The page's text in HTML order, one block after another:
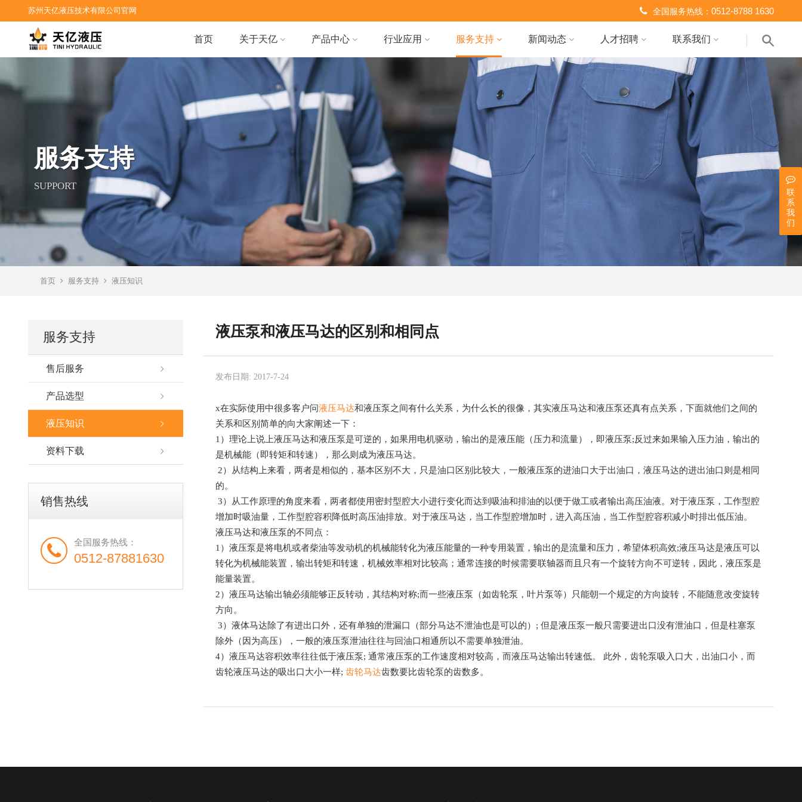
苏州天亿液压技术有限公司官网 全国服务热线： 0512-8788 1630
首页 关于天亿 产品中心 行业应用 服务支持 新闻动态 人才招聘 联系我们
服务支持
SUPPORT
首页 服务支持 液压知识
服务支持
售后服务
产品选型
液压知识
资料下载
销售热线
全国服务热线：
0512-87881630
液压泵和液压马达的区别和相同点
发布日期: 2017-7-24
x在实际使用中很多客户问液压马达和液压泵之间有什么关系，为什么长的很像，其实液压马达和液压泵还真有点关系，下面就他们之间的
关系和区别简单的向大家阐述一下：
1）理论上说上液压马达和液压泵是可逆的，如果用电机驱动，输出的是液压能（压力和流量），即液压泵;反过来如果输入压力油，输出的
是机械能（即转矩和转速），那么则成为液压马达。
2）从结构上来看，两者是相似的，基本区别不大，只是油口区别比较大，一般液压泵的进油口大于出油口，液压马达的进出油口则是相同
的。
3）从工作原理的角度来看，两者都使用密封型腔大小进行变化而达到吸油和排油的以便于做工或者输出高压油液。对于液压泵，工作型腔
增加时吸油量，工作型腔容积降低时高压油排放。对于液压马达，当工作型腔增加时，进入高压油，当工作型腔容积减小时排出低压油。
液压马达和液压泵的不同点：
1）液压泵是将电机或者柴油等发动机的机械能转化为液压能量的一种专用装置，输出的是流量和压力，希望体积高效;液压马达是液压可以
转化为机械能装置，输出转矩和转速，机械效率相对比较高；通常连接的时候需要联轴器而且只有一个旋转方向不可逆转，因此，液压泵是
能量装置。
2）液压马达输出轴必须能够正反转动，其结构对称;而一些液压泵（如齿轮泵，叶片泵等）只能朝一个规定的方向旋转，不能随意改变旋转
方向。
3）液体马达除了有进出口外，还有单独的泄漏口（部分马达不泄油也是可以的）; 但是液压泵一般只需要进出口没有泄油口，但是柱塞泵
除外（因为高压），一般的液压泵泄油往往与回油口相通所以不需要单独泄油。
4）液压马达容积效率往往低于液压泵; 通常液压泵的工作速度相对较高，而液压马达输出转速低。 此外，齿轮泵吸入口大，出油口小，而
齿轮液压马达的吸出口大小一样; 齿轮马达齿数要比齿轮泵的齿数多。
联
系
我
们